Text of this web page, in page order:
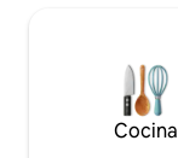
la cascada oculta.
Cocina